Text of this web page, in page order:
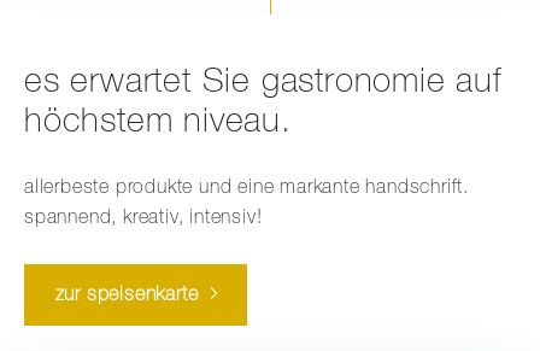
es erwartet Sie gastronomie auf
höchstem niveau.
allerbeste produkte und eine markante handschrift.
spannend, kreativ, intensiv!
zur speisenkarte